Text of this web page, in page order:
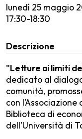
lunedì 25 maggio
17:30-18:30
Descrizione
"Letture ai limiti
dedicato al
comunità,
con
Biblioteca di
dell’Università di